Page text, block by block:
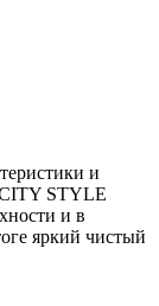
и
STYLE
и в
яркий чистый